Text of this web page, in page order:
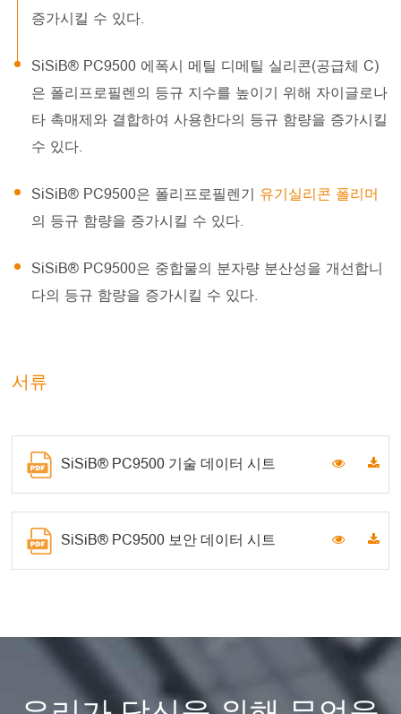
증가시킬 수 있다.
SiSiB® PC9500 에폭시 메틸 디메틸 실리콘(공급체 C)
은 폴리프로필렌의 등규 지수를 높이기 위해 자이글로나
타 촉매제와 결합하여 사용한다의 등규 함량을 증가시킬
수 있다.
SiSiB® PC9500은 폴리프로필렌기 유기실리콘 폴리머
의 등규 함량을 증가시킬 수 있다.
SiSiB® PC9500은 중합물의 분자량 분산성을 개선합니
다의 등규 함량을 증가시킬 수 있다.
서류
SiSiB® PC9500 기술 데이터 시트
SiSiB® PC9500 보안 데이터 시트